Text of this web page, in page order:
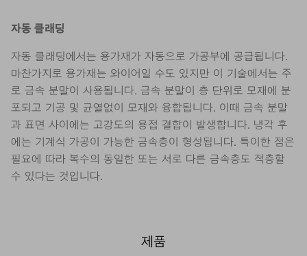
자동 클래딩
자동 클래딩에서는 용가재가 자동으로 가공부에 공급됩니다.
마찬가지로 용가재는 와이어일 수도 있지만 이 기술에서는 주
로 금속 분말이 사용됩니다. 금속 분말이 층 단위로 모재에 분
포되고 기공 및 균열없이 모재와 융합됩니다. 이때 금속 분말
과 표면 사이에는 고강도의 용접 결합이 발생합니다. 냉각 후
에는 기계식 가공이 가능한 금속층이 형성됩니다. 특이한 점은
필요에 따라 복수의 동일한 또는 서로 다른 금속층도 적층할
수 있다는 것입니다.
제품